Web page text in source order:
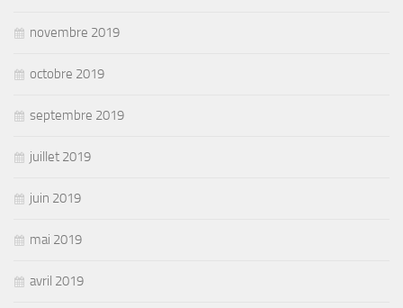
novembre 2019
octobre 2019
septembre 2019
juillet 2019
juin 2019
mai 2019
avril 2019